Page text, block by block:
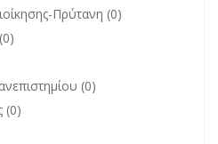
Πρύτανη (0)
(0)
(0)